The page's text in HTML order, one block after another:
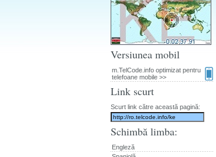
Versiunea mobil
m.TelCode.info optimizat pentru
telefoane mobile >>
Link scurt
Scurt link către această pagină:
Schimbă limba:
Engleză